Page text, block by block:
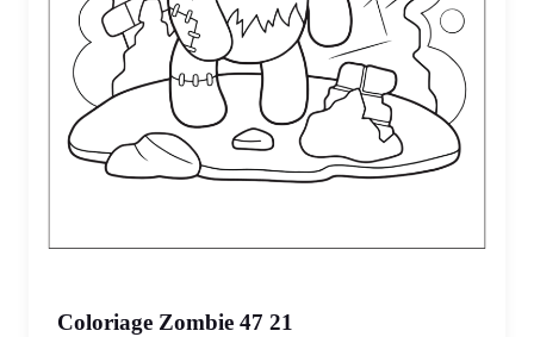
Coloriage Zombie 47 21